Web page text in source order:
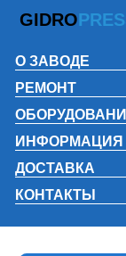
GIDRO
О ЗАВОДЕ
РЕМОНТ
ИНФОРМАЦИЯ
ДОСТАВКА
КОНТАКТЫ